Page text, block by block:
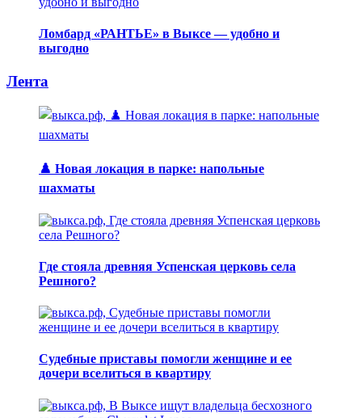
Ломбард «РАНТЬЕ» в Выксе — удобно и
выгодно
Лента
♟️ Новая локация в парке: напольные
шахматы
Где стояла древняя Успенская церковь села
Решного?
Судебные приставы помогли женщине и ее
дочери вселиться в квартиру